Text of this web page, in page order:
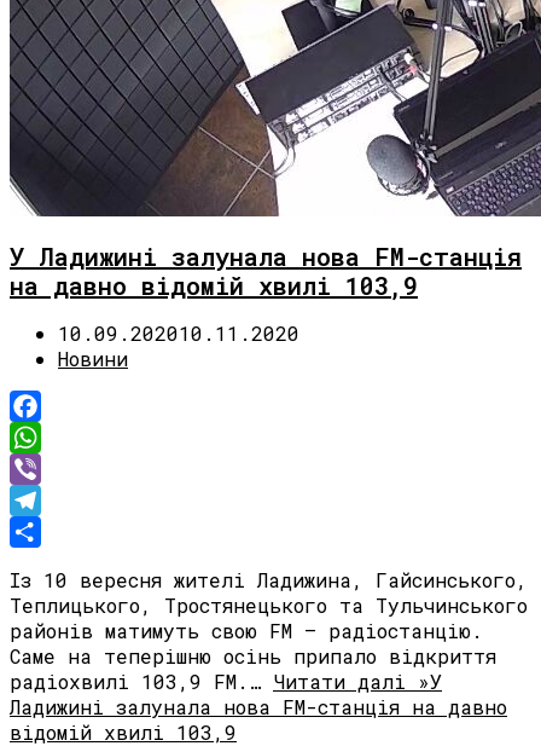
У Ладижині залунала нова FM-станція
на давно відомій хвилі 103,9
10.09.202010.11.2020
Новини
Facebook
WhatsApp
Viber
Telegram
Із 10 вересня жителі Ладижина, Гайсинського,
Теплицького, Тростянецького та Тульчинського
районів матимуть свою FM – радіостанцію.
Саме на теперішню осінь припало відкриття
радіохвилі 103,9 FM.… Читати далі »У
Ладижині залунала нова FM-станція на давно
відомій хвилі 103,9